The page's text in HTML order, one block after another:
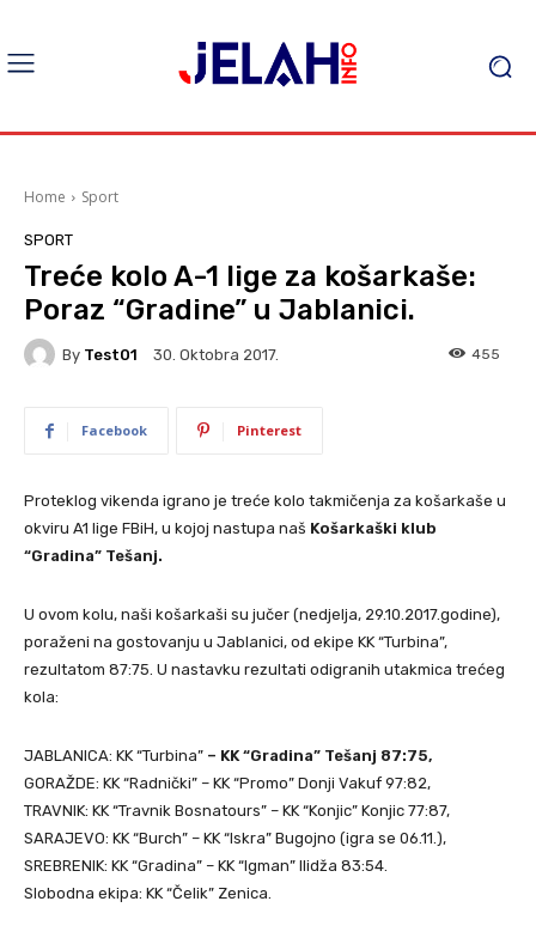
Home Sport
SPORT
Treće kolo A-1 lige za košarkaše:
Poraz “Gradine” u Jablanici.
By Test01 30. Oktobra 2017. 455
Facebook Pinterest
Proteklog vikenda igrano je treće kolo takmičenja za košarkaše u
okviru A1 lige FBiH, u kojoj nastupa naš Košarkaški klub
“Gradina” Tešanj.
U ovom kolu, naši košarkaši su jučer (nedjelja, 29.10.2017.godine),
poraženi na gostovanju u Jablanici, od ekipe KK “Turbina”,
rezultatom 87:75. U nastavku rezultati odigranih utakmica trećeg
kola:
JABLANICA: KK “Turbina” – KK “Gradina” Tešanj 87:75,
GORAŽDE: KK “Radnički” – KK “Promo” Donji Vakuf 97:82,
TRAVNIK: KK “Travnik Bosnatours” – KK “Konjic” Konjic 77:87,
SARAJEVO: KK “Burch” – KK “Iskra” Bugojno (igra se 06.11.),
SREBRENIK: KK “Gradina” – KK “Igman” Ilidža 83:54.
Slobodna ekipa: KK “Čelik” Zenica.